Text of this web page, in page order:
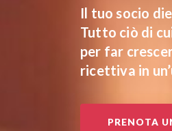
Il tuo socio
Tutto ciò di
per far
ricettiva in
PRENOTA